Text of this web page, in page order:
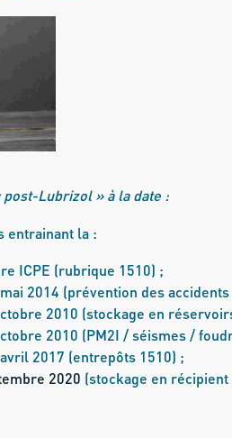
Lubrizol » à la date :
entrainant la :
ICPE (rubrique 1510) ;
2014 (prévention des
2010 (stockage en
2010 (PM2I / séismes /
2017 (entrepôts 1510) ;
2020 (stockage en